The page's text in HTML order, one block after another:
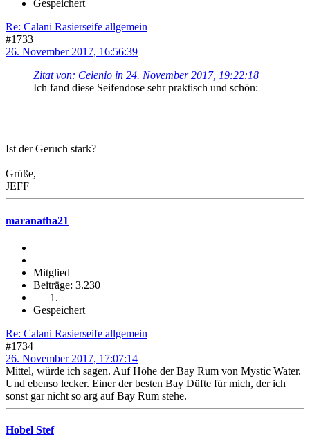
Gespeichert
Re: Calani Rasierseife allgemein
#1733
26. November 2017, 16:56:39
Zitat von: Celenio in 24. November 2017, 19:22:18
Ich fand diese Seifendose sehr praktisch und schön:
Ist der Geruch stark?
Grüße,
JEFF
maranatha21
Mitglied
Beiträge: 3.230
Gespeichert
Re: Calani Rasierseife allgemein
#1734
26. November 2017, 17:07:14
Mittel, würde ich sagen. Auf Höhe der Bay Rum von Mystic Water.
Und ebenso lecker. Einer der besten Bay Düfte für mich, der ich
sonst gar nicht so arg auf Bay Rum stehe.
Hobel Stef